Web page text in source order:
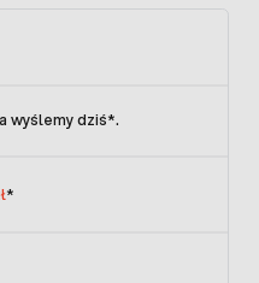
wyślemy dziś*.
*